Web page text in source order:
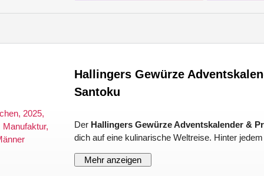
Hallingers Gewürze
Santoku
Der Hallingers Gewürze Adventskalender &
dich auf eine kulinarische Weltreise. Hinter
Mehr anzeigen